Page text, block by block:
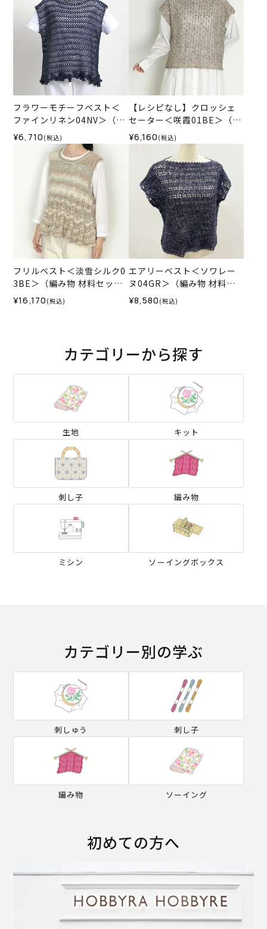
フラワーモチーフベスト＜
ファインリネン04NV＞（編
み物 材料セット）
¥6,710 (税込)
【レシピなし】クロッシェ
セーター＜咲霞01BE＞（編
み物 材料セット）
¥6,160 (税込)
フリルベスト＜淡雪シルク0
3BE＞（編み物 材料セッ
ト）
¥16,170 (税込)
エアリーベスト＜ソワレー
ヌ04GR＞（編み物 材料セ
ット）
¥8,580 (税込)
カテゴリーから探す
生地 キット
刺し子 編み物
ミシン ソーイングボックス
カテゴリー別の学ぶ
刺しゅう 刺し子
編み物 ソーイング
初めての方へ